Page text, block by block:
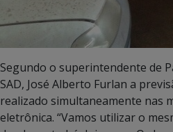
Segundo o superintendente de
SAD, José Alberto Furlan a
realizado simultaneamente nas
eletrônica. “Vamos utilizar o